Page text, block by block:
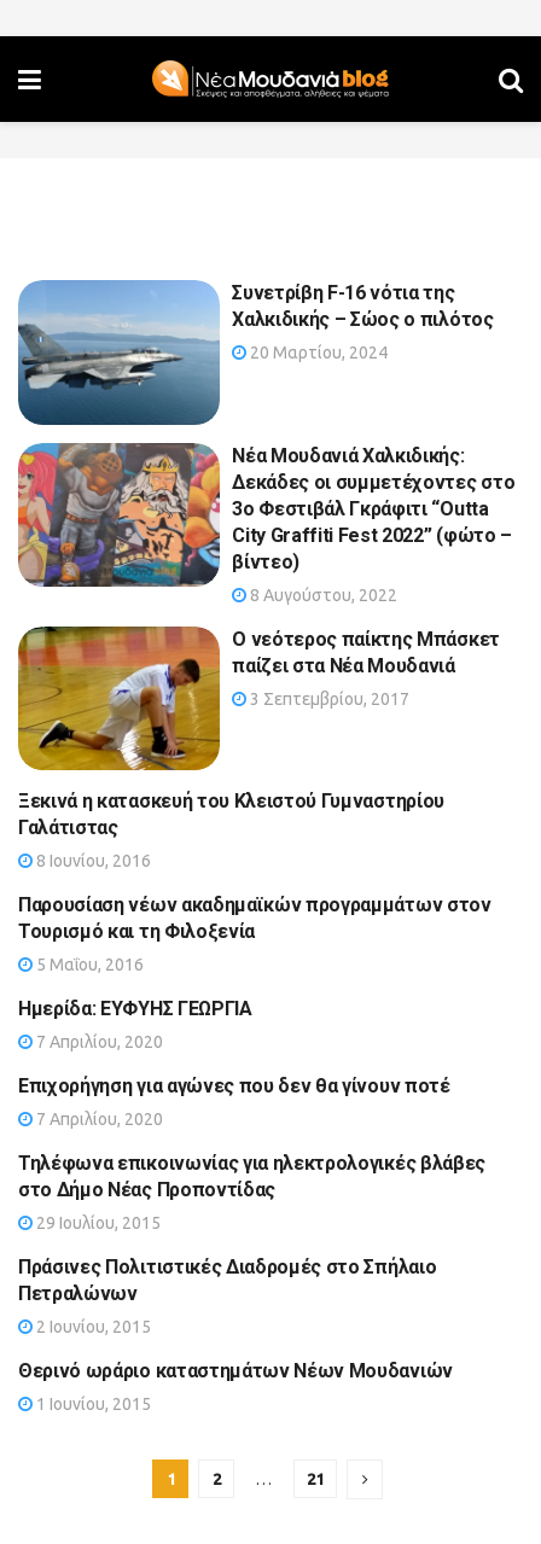
Συνετρίβη F-16 νότια της
Χαλκιδικής – Σώος ο πιλότος
20 Μαρτίου, 2024
Νέα Μουδανιά Χαλκιδικής:
Δεκάδες οι συμμετέχοντες στο
3ο Φεστιβάλ Γκράφιτι “Outta
City Graffiti Fest 2022” (φώτο –
βίντεο)
8 Αυγούστου, 2022
Ο νεότερος παίκτης Μπάσκετ
παίζει στα Νέα Μουδανιά
3 Σεπτεμβρίου, 2017
Ξεκινά η κατασκευή του Κλειστού Γυμναστηρίου
Γαλάτιστας
8 Ιουνίου, 2016
Παρουσίαση νέων ακαδημαϊκών προγραμμάτων στον
Τουρισμό και τη Φιλοξενία
5 Μαΐου, 2016
Ημερίδα: ΕΥΦΥΗΣ ΓΕΩΡΓΙΑ
7 Απριλίου, 2020
Επιχορήγηση για αγώνες που δεν θα γίνουν ποτέ
7 Απριλίου, 2020
Τηλέφωνα επικοινωνίας για ηλεκτρολογικές βλάβες
στο Δήμο Νέας Προποντίδας
29 Ιουλίου, 2015
Πράσινες Πολιτιστικές Διαδρομές στο Σπήλαιο
Πετραλώνων
2 Ιουνίου, 2015
Θερινό ωράριο καταστημάτων Νέων Μουδανιών
1 Ιουνίου, 2015
1 2 … 21